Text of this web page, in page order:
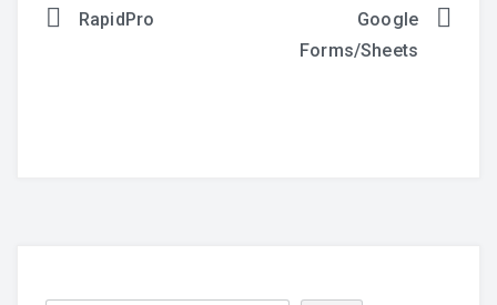
Navigacija
RapidPro
Google
Forms/Sheets